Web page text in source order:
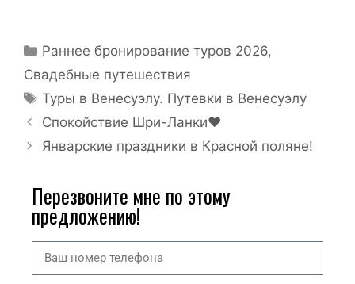
Раннее бронирование туров 2026,
Свадебные путешествия
Туры в Венесуэлу. Путевки в Венесуэлу
Спокойствие Шри-Ланки♥️
Январские праздники в Красной поляне!
Перезвоните мне по этому
предложению!